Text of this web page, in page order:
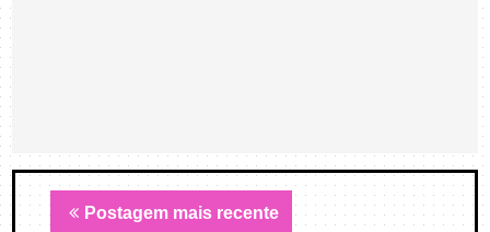
Postagem mais recente